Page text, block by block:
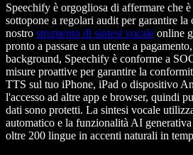
Speechify è orgogliosa di affermare che
sottopone a regolari audit per garantire
nostro strumento di sintesi vocale online
pronto a passare a un utente a
background, Speechify è conforme a
misure proattive per garantire la
TTS sul tuo iPhone, iPad o dispositivo
l'accesso ad altre app e browser, quindi
dati sono protetti. La sintesi vocale
automatico e la funzionalità AI
oltre 200 lingue in accenti naturali in